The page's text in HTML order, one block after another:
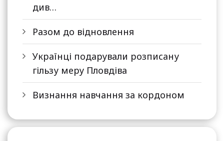
див…
Разом до відновлення
Українці подарували розписану
гільзу меру Пловдіва
Визнання навчання за кордоном